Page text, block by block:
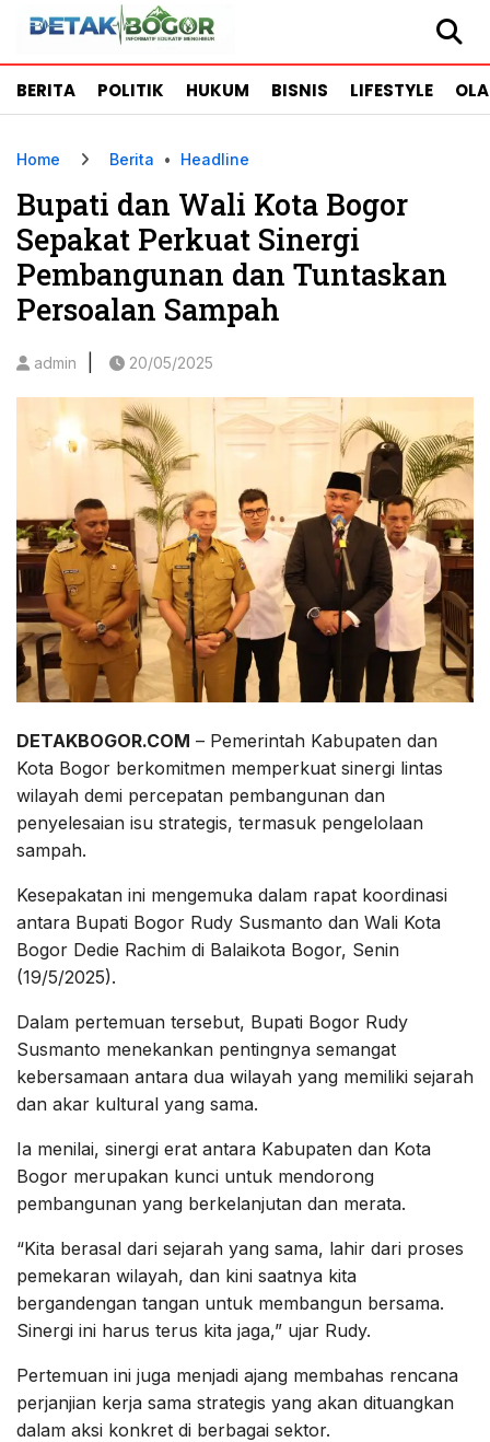
BERITA POLITIK HUKUM BISNIS LIFESTYLE
Home Berita • Headline
Bupati dan Wali Kota Bogor
Sepakat Perkuat Sinergi
Pembangunan dan Tuntaskan
Persoalan Sampah
admin 20/05/2025
DETAKBOGOR.COM – Pemerintah Kabupaten dan
Kota Bogor berkomitmen memperkuat sinergi lintas
wilayah demi percepatan pembangunan dan
penyelesaian isu strategis, termasuk pengelolaan
sampah.
Kesepakatan ini mengemuka dalam rapat koordinasi
antara Bupati Bogor Rudy Susmanto dan Wali Kota
Bogor Dedie Rachim di Balaikota Bogor, Senin
(19/5/2025).
Dalam pertemuan tersebut, Bupati Bogor Rudy
Susmanto menekankan pentingnya semangat
kebersamaan antara dua wilayah yang memiliki sejarah
dan akar kultural yang sama.
Ia menilai, sinergi erat antara Kabupaten dan Kota
Bogor merupakan kunci untuk mendorong
pembangunan yang berkelanjutan dan merata.
“Kita berasal dari sejarah yang sama, lahir dari proses
pemekaran wilayah, dan kini saatnya kita
bergandengan tangan untuk membangun bersama.
Sinergi ini harus terus kita jaga,” ujar Rudy.
Pertemuan ini juga menjadi ajang membahas rencana
perjanjian kerja sama strategis yang akan dituangkan
dalam aksi konkret di berbagai sektor.